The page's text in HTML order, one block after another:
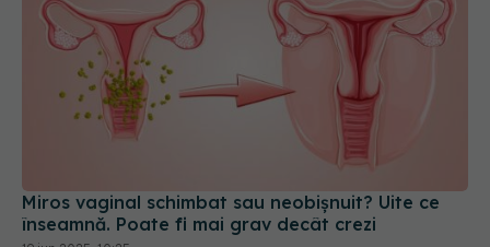
Miros vaginal schimbat sau neobișnuit? Uite ce
înseamnă. Poate fi mai grav decât crezi